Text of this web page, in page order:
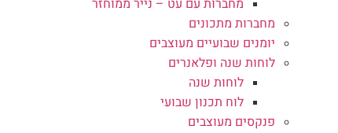
מחברות מתכונים
יומנים שבועיים מעוצבים
לוחות שנה ופלאנרים
לוחות שנה
לוח תכנון שבועי
פנקסים מעוצבים